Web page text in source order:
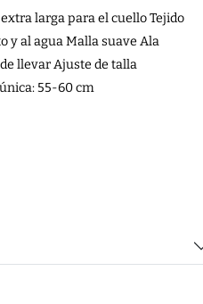
larga para el cuello Tejido
y al agua Malla suave Ala
llevar Ajuste de talla
55-60 cm